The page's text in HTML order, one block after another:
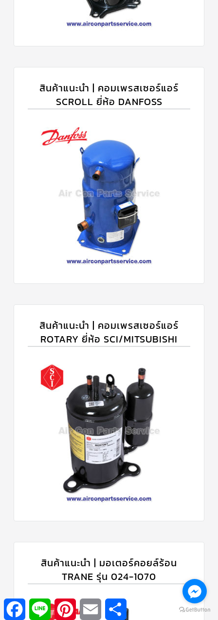
สินค้าแนะนำ | คอมเพรสเซอร์แอร์
SCROLL ยี่ห้อ DANFOSS
สินค้าแนะนำ | คอมเพรสเซอร์แอร์
ROTARY ยี่ห้อ SCI/MITSUBISHI
สินค้าแนะนำ | มอเตอร์คอยล์ร้อน
TRANE รุ่น 024-1070
FacebookLine Pinterest Email